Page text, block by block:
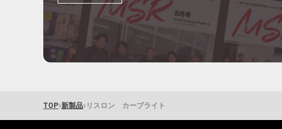
TOP›新製品› リスロン カーブライト